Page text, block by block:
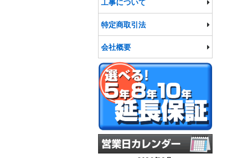
工事について
特定商取引法
会社概要